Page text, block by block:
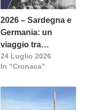
2026 – Sardegna e
Germania: un
viaggio tra
memoria, identità e
futuro
24 Luglio 2026
In "Cronaca"